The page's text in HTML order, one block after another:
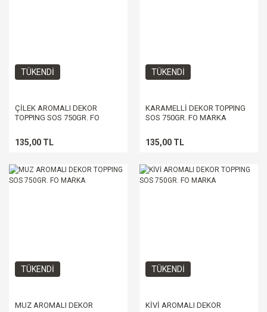
TÜKENDİ
ÇİLEK AROMALI DEKOR
TOPPING SOS 750GR. FO
135,00 TL
TÜKENDİ
KARAMELLİ DEKOR TOPPING
SOS 750GR. FO MARKA
135,00 TL
TÜKENDİ
MUZ AROMALI DEKOR
TÜKENDİ
KİVİ AROMALI DEKOR